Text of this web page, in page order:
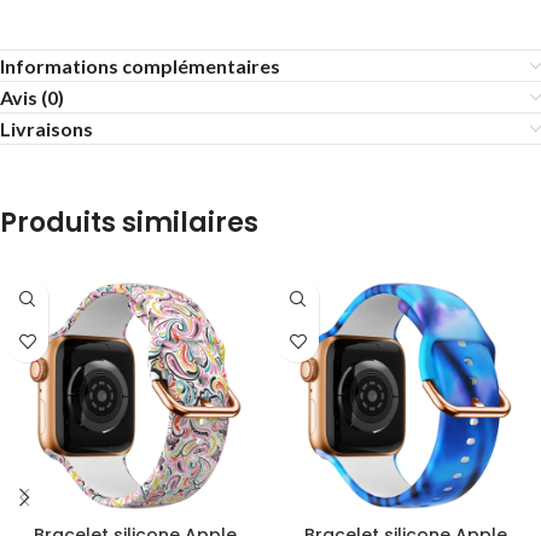
Informations complémentaires
Avis (0)
Livraisons
Produits similaires